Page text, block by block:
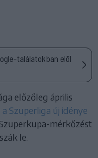
találatokban elöl
előzőleg április
a Szuperliga új idénye
mérkőzést
le.